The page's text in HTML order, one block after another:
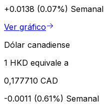
+0.0138 (0.07%) Semanal
Ver gráfico
Dólar canadiense
1 HKD equivale a
0,177710 CAD
-0.0011 (0.61%) Semanal